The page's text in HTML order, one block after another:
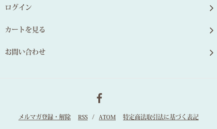
ログイン
カートを見る
お問い合わせ
メルマガ登録・解除 RSS / ATOM 特定商法取引法に基づく表記